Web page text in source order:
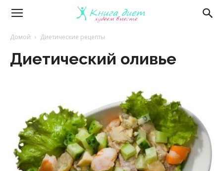
Книга
диет
эффективные
Домой Диетические рецепты
Диетический оливье